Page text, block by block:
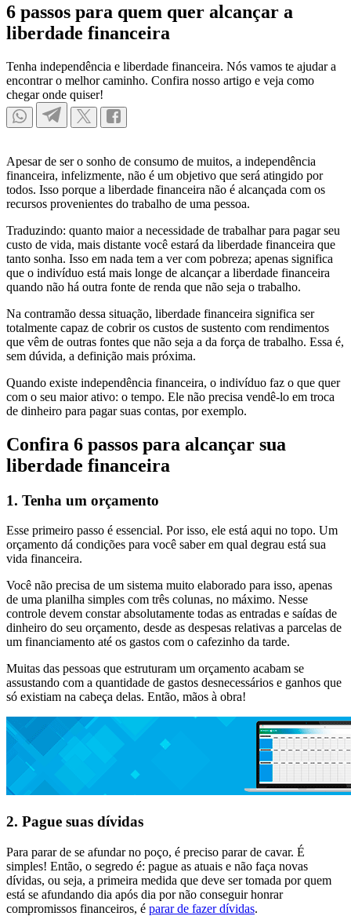
6 passos para quem quer alcançar a
liberdade financeira
Tenha independência e liberdade financeira. Nós vamos te ajudar a
encontrar o melhor caminho. Confira nosso artigo e veja como
chegar onde quiser!
Apesar de ser o sonho de consumo de muitos, a independência
financeira, infelizmente, não é um objetivo que será atingido por
todos. Isso porque a liberdade financeira não é alcançada com os
recursos provenientes do trabalho de uma pessoa.
Traduzindo: quanto maior a necessidade de trabalhar para pagar seu
custo de vida, mais distante você estará da liberdade financeira que
tanto sonha. Isso em nada tem a ver com pobreza; apenas significa
que o indivíduo está mais longe de alcançar a liberdade financeira
quando não há outra fonte de renda que não seja o trabalho.
Na contramão dessa situação, liberdade financeira significa ser
totalmente capaz de cobrir os custos de sustento com rendimentos
que vêm de outras fontes que não seja a da força de trabalho. Essa é,
sem dúvida, a definição mais próxima.
Quando existe independência financeira, o indivíduo faz o que quer
com o seu maior ativo: o tempo. Ele não precisa vendê-lo em troca
de dinheiro para pagar suas contas, por exemplo.
Confira 6 passos para alcançar sua
liberdade financeira
1. Tenha um orçamento
Esse primeiro passo é essencial. Por isso, ele está aqui no topo. Um
orçamento dá condições para você saber em qual degrau está sua
vida financeira.
Você não precisa de um sistema muito elaborado para isso, apenas
de uma planilha simples com três colunas, no máximo. Nesse
controle devem constar absolutamente todas as entradas e saídas de
dinheiro do seu orçamento, desde as despesas relativas a parcelas de
um financiamento até os gastos com o cafezinho da tarde.
Muitas das pessoas que estruturam um orçamento acabam se
assustando com a quantidade de gastos desnecessários e ganhos que
só existiam na cabeça delas. Então, mãos à obra!
2. Pague suas dívidas
Para parar de se afundar no poço, é preciso parar de cavar. É
simples! Então, o segredo é: pague as atuais e não faça novas
dívidas, ou seja, a primeira medida que deve ser tomada por quem
está se afundando dia após dia por não conseguir honrar
compromissos financeiros, é parar de fazer dívidas.